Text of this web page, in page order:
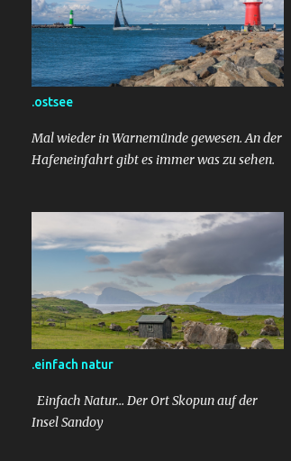
.ostsee
Mal wieder in Warnemünde gewesen. An der
Hafeneinfahrt gibt es immer was zu sehen.
.einfach natur
Einfach Natur... Der Ort Skopun auf der
Insel Sandoy